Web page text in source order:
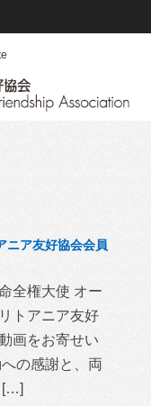
ニア友好協会会員
全権大使 オー
トアニア友好
画をお寄せい
の感謝と、両
[…]